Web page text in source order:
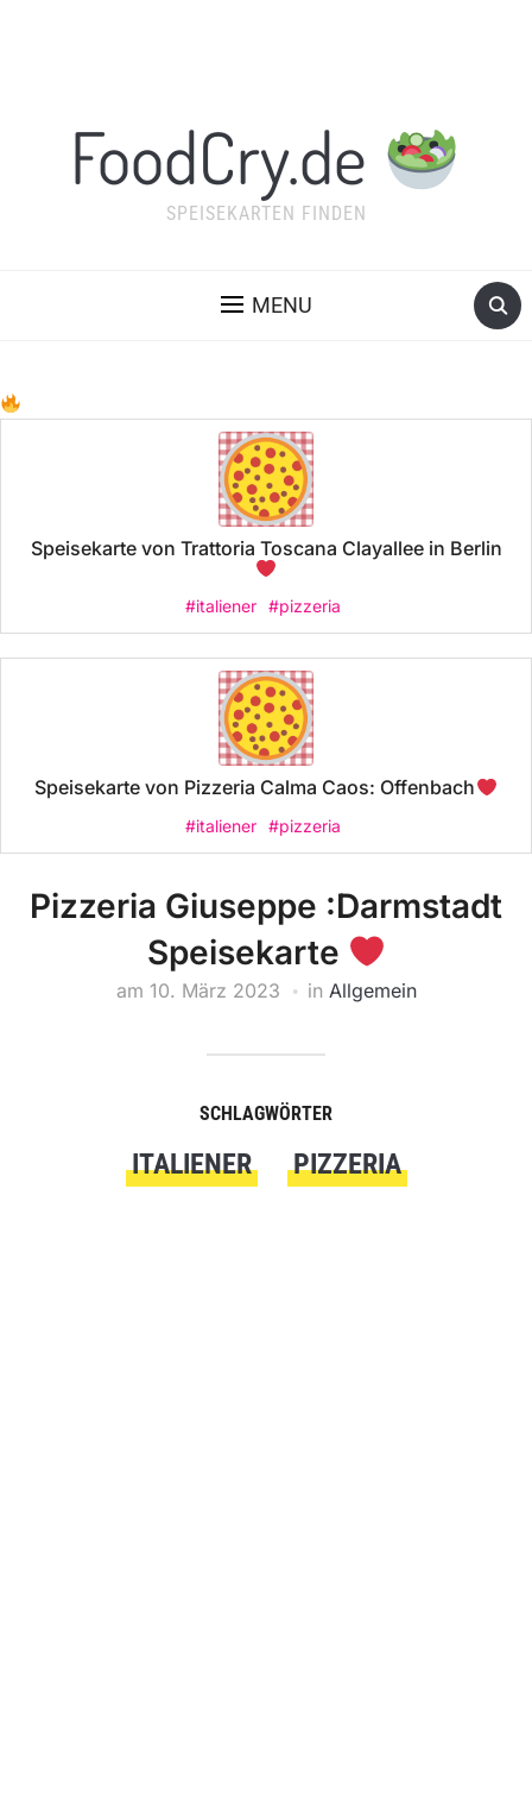
FoodCry.de
SPEISEKARTEN FINDEN
MENU
Speisekarte von Trattoria Toscana Clayallee in Berlin
#italiener #pizzeria
Speisekarte von Pizzeria Calma Caos: Offenbach
#italiener #pizzeria
Pizzeria Giuseppe :Darmstadt
Speisekarte
am 10. März 2023 in Allgemein
SCHLAGWÖRTER
ITALIENER PIZZERIA